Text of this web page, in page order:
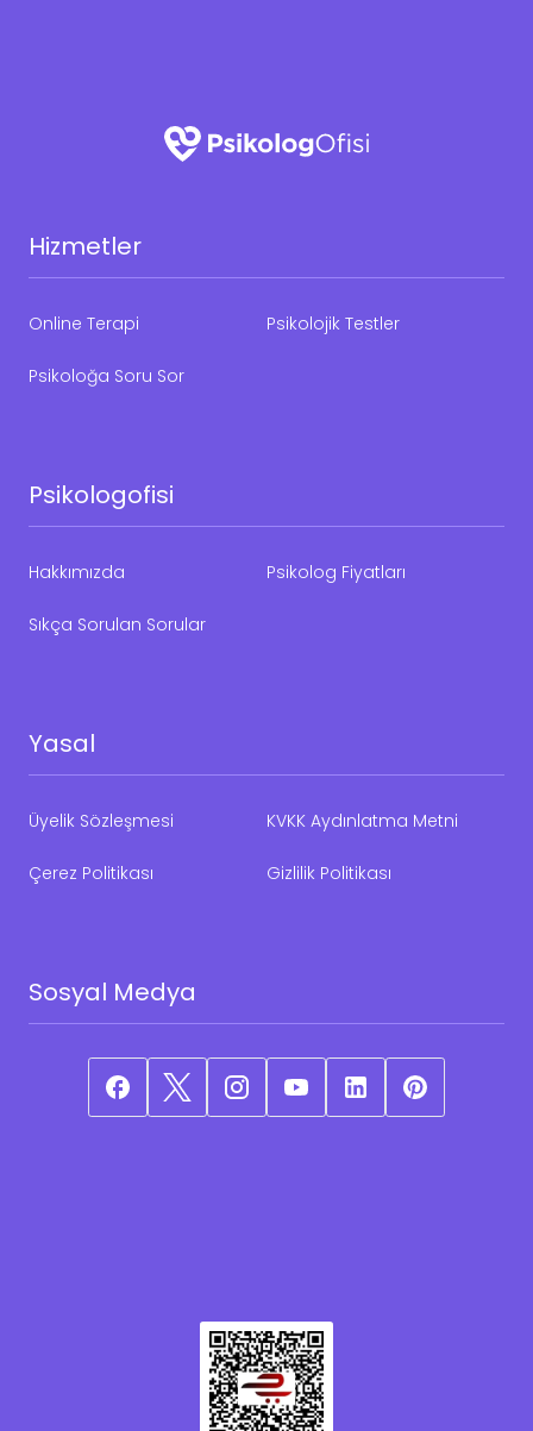
Hizmetler
Online Terapi Psikolojik Testler
Psikoloğa Soru Sor
Psikologofisi
Hakkımızda Psikolog Fiyatları
Sıkça Sorulan Sorular
Yasal
Üyelik Sözleşmesi KVKK Aydınlatma Metni
Çerez Politikası Gizlilik Politikası
Sosyal Medya